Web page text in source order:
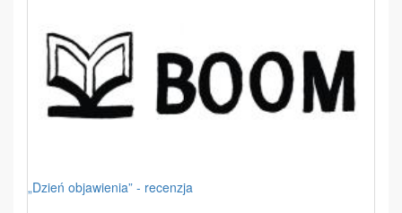
„Dzień objawienia” - recenzja